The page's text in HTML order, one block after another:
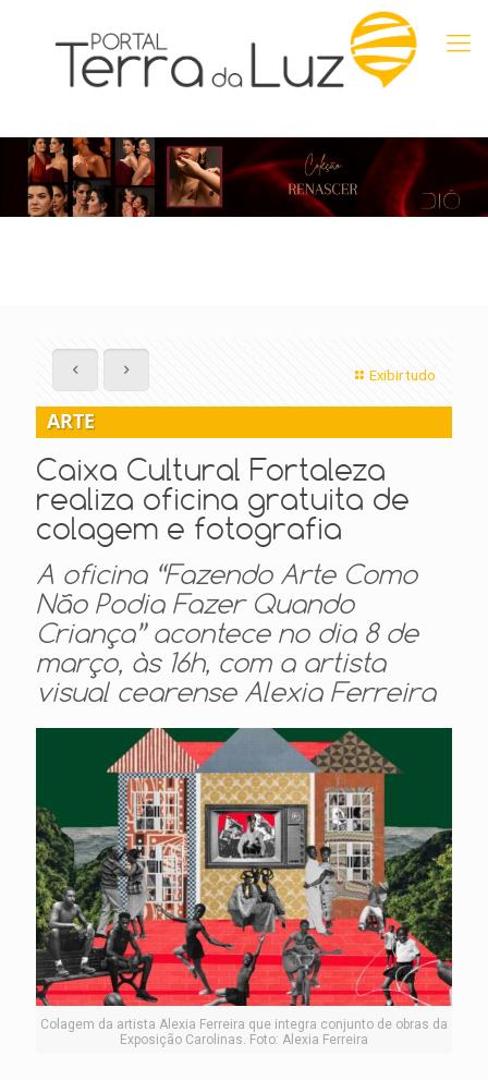
Exibir tudo
ARTE
Caixa Cultural Fortaleza
realiza oficina gratuita de
colagem e fotografia
A oficina “Fazendo Arte Como
Não Podia Fazer Quando
Criança” acontece no dia 8 de
março, às 16h, com a artista
visual cearense Alexia Ferreira
Colagem da artista Alexia Ferreira que integra conjunto de obras da
Exposição Carolinas. Foto: Alexia Ferreira